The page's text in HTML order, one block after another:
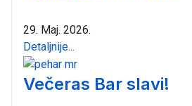
29. Maj. 2026.
Detaljnije...
Večeras Bar slavi!